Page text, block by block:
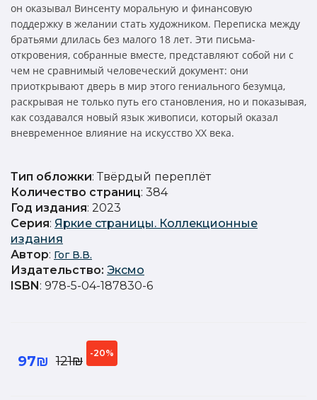
он оказывал Винсенту моральную и финансовую
поддержку в желании стать художником. Переписка между
братьями длилась без малого 18 лет. Эти письма-
откровения, собранные вместе, представляют собой ни с
чем не сравнимый человеческий документ: они
приоткрывают дверь в мир этого гениального безумца,
раскрывая не только путь его становления, но и показывая,
как создавался новый язык живописи, который оказал
вневременное влияние на искусство XX века.
Тип обложки: Твёрдый переплёт
Количество страниц: 384
Год издания: 2023
Серия: Яркие страницы. Коллекционные
издания
Автор: Гог В.В.
Издательство: Эксмо
ISBN: 978-5-04-187830-6
97₪ 121₪
-20%